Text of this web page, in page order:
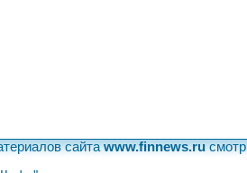
сайтаwww.finnews.ru